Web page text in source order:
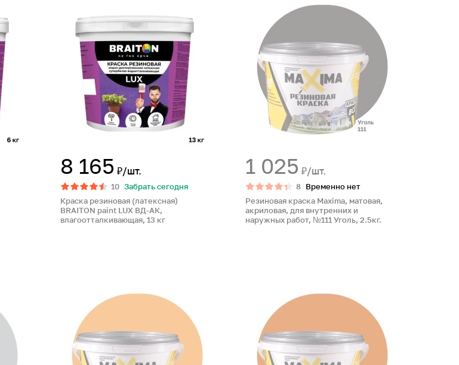
8 165 ₽/шт.
10 Забрать сегодня
Краска резиновая (латексная)
BRAITON paint LUX ВД-АК,
влагоотталкивающая, 13 кг
1 025 ₽/шт.
8 Временно нет
Резиновая краска Maxima, матовая,
акриловая, для внутренних и
наружных работ, №111 Уголь, 2.5кг.